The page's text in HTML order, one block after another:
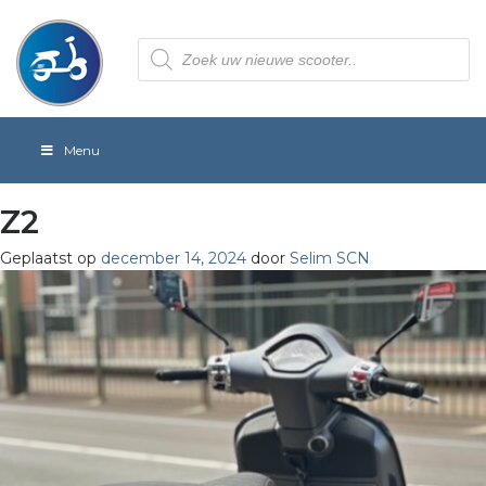
Producten
zoeken
Menu
Z2
Geplaatst op december 14, 2024 door Selim SCN